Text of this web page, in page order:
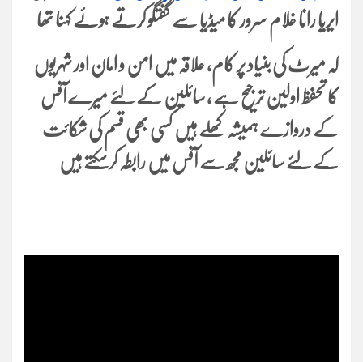
ایریا رانا غلام سرور کا میڈیا سے گفتگو کرتے ہوئے کہنا تھا
کہ میرٹ کی بنیاد پر کام، علاقہ میں امن و امان اور شہریوں
کا تحفظ اولین ترجیح ہے ، سائلین کے لئے میرے آفس
کے دروازے ہمیشہ کھلے ہیں کسی بھی قسم کی شکائت
کے لئے سائلین مجھ سے آفس میں رابطہ کرسکتے ہیں